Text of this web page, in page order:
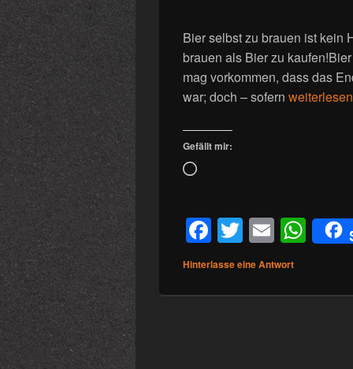
Bier selbst zu brauen ist kein
brauen als Bier zu
mag vorkommen, dass das
war; doch – sofern Bier brauen
weiterlesen
Gefällt mir:
Wird
F
a
c
e
T
wi
tt
er
E
m
ail
W
h
s
Hinterlasse eine Antwort